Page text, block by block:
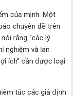
của mình. Một
chuyên đề trên
rằng “các lý
nghiệm và lan
ích” cần được loại
túc các giả định